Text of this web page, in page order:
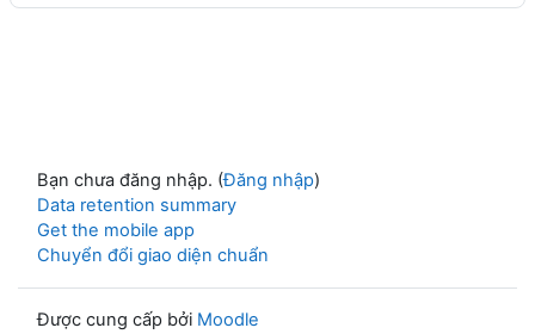
Bạn chưa đăng nhập. (Đăng nhập)
Data retention summary
Get the mobile app
Chuyển đổi giao diện chuẩn
Được cung cấp bởi Moodle